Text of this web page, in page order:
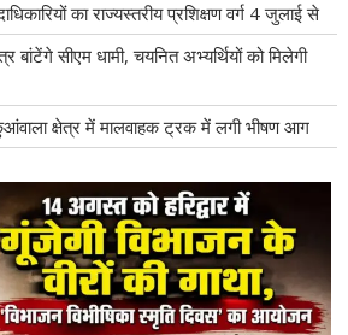
का राज्यस्तरीय प्रशिक्षण वर्ग 4 जुलाई से
सीएम धामी, चयनित अभ्यर्थियों को मिलेगी
क्षेत्र में मालवाहक ट्रक में लगी भीषण आग